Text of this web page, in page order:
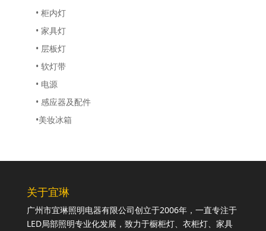
• 柜内灯
• 家具灯
• 层板灯
• 软灯带
• 电源
• 感应器及配件
•美妆冰箱
关于宜琳
广州市宜琳照明电器有限公司创立于2006年，一直专注于
LED局部照明专业化发展，致力于橱柜灯、衣柜灯、家具